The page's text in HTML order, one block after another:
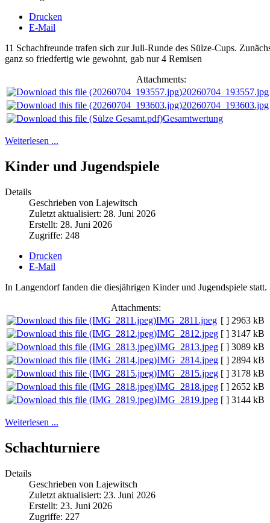
Drucken
E-Mail
11 Schachfreunde trafen sich zur Juli-Runde des Sülze-Cups.
ganz so friedfertig wie gewohnt, gab nur 4 Remisen
Attachments:
20260704_193557.jpg
20260704_193603.jpg
Gesamtwertung
Weiterlesen ...
Kinder und Jugendspiele
Details
Geschrieben von Lajewitsch
Zuletzt aktualisiert: 28. Juni 2026
Erstellt: 28. Juni 2026
Zugriffe: 248
Drucken
E-Mail
In Langendorf fanden die diesjährigen Kinder und Jugendspiele statt.
Attachments:
IMG_2811.jpeg [ ] 2963 kB
IMG_2812.jpeg [ ] 3147 kB
IMG_2813.jpeg [ ] 3089 kB
IMG_2814.jpeg [ ] 2894 kB
IMG_2815.jpeg [ ] 3178 kB
IMG_2818.jpeg [ ] 2652 kB
IMG_2819.jpeg [ ] 3144 kB
Weiterlesen ...
Schachturniere
Details
Geschrieben von Lajewitsch
Zuletzt aktualisiert: 23. Juni 2026
Erstellt: 23. Juni 2026
Zugriffe: 227